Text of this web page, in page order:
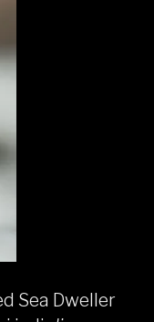
Sea Dweller